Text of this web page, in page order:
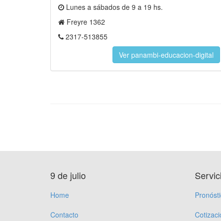
Lunes a sábados de 9 a 19 hs.
Freyre 1362
2317-513855
Ver panambi-educacion-digital
9 de julio
Home
Contacto